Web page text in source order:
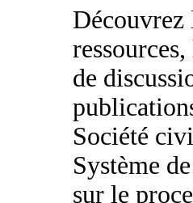
Découvrez
de
Société
Système
sur le